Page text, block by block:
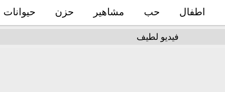
اطفال حب مشاهير حزن حيوانات
فيديو لطيف